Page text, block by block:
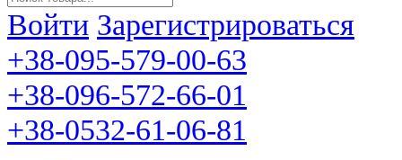
Войти Зарегистрироваться
+38-095-579-00-63
+38-096-572-66-01
+38-0532-61-06-81